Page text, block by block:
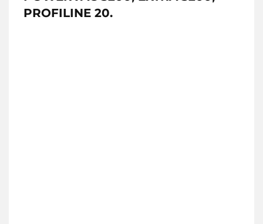
PROFILINE 20.